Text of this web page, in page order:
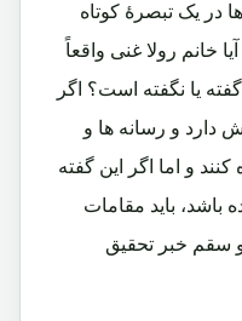
در یک تبصرۀ کوتاه
خانم رولا غنی واقعاً
یا نگفته است؟ اگر
دارد و رسانه ها و
و اما اگر این گفته
باید مقامات
سقم خبر تحقیق